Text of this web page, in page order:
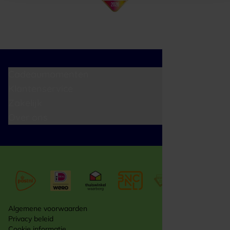
Algemene voorwaarden
Privacy beleid